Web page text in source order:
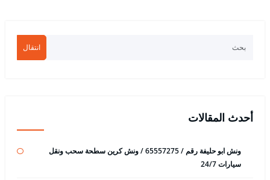
انتقال
أحدث المقالات
ونش ابو حليفة رقم / 65557275 / ونش كرين سطحة سحب ونقل
سيارات 24/7